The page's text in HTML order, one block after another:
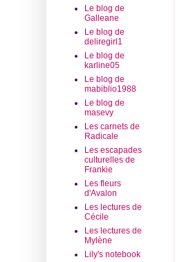
Le blog de
Galleane
Le blog de
deliregirl1
Le blog de
karline05
Le blog de
mabiblio1988
Le blog de
masevy
Les carnets de
Radicale
Les escapades
culturelles de
Frankie
Les fleurs
d'Avalon
Les lectures de
Cécile
Les lectures de
Mylène
Lily's notebook